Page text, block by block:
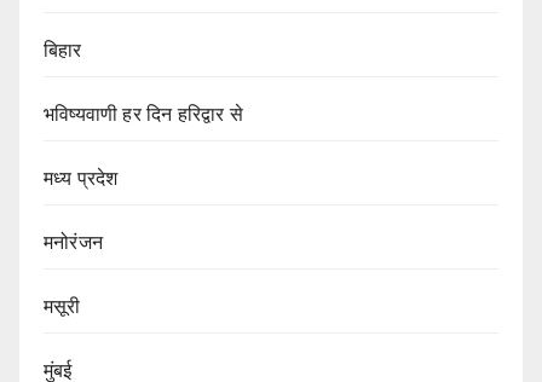
बिहार
भविष्यवाणी हर दिन हरिद्वार से
मध्य प्रदेश
मनोरंजन
मसूरी
मुंबई